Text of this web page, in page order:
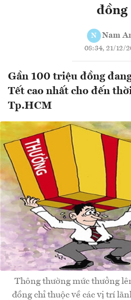
đồng
N Nam
08:34, 21/12/
Gần 100 triệu đồng
Tết cao nhất cho đến
Tp.HCM
Thông thường mức thưởng
đồng chỉ thuộc về các vị trí